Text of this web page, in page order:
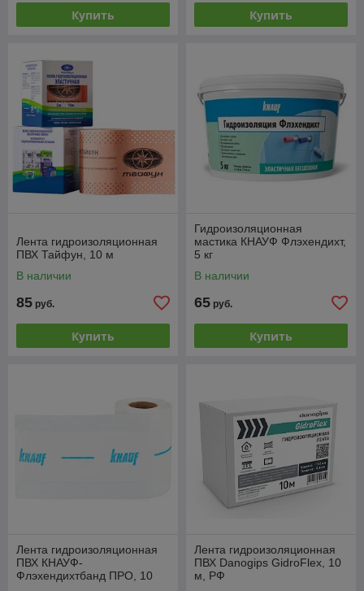
Купить Купить
Лента гидроизоляционная
ПВХ Тайфун, 10 м
В наличии
85 руб.
Купить
Гидроизоляционная
мастика КНАУФ Флэхендихт,
5 кг
В наличии
65 руб.
Купить
Лента гидроизоляционная
ПВХ КНАУФ-
Флэхендихтбанд ПРО, 10
Лента гидроизоляционная
ПВХ Danogips GidroFlex, 10
м, РФ